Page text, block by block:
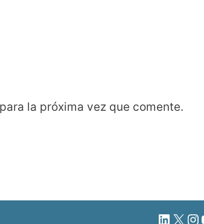
la próxima vez que comente.